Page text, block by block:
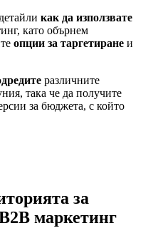
как да използвате
като обърнем
опции за таргетиране и
различните
така че да получите
за бюджета, с който
за
маркетинг